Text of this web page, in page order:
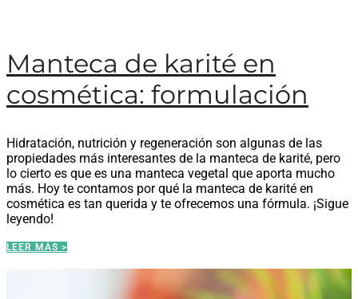
Manteca de karité en
cosmética: formulación
Hidratación, nutrición y regeneración son algunas de las
propiedades más interesantes de la manteca de karité, pero
lo cierto es que es una manteca vegetal que aporta mucho
más. Hoy te contamos por qué la manteca de karité en
cosmética es tan querida y te ofrecemos una fórmula. ¡Sigue
leyendo!
LEER MÁS >